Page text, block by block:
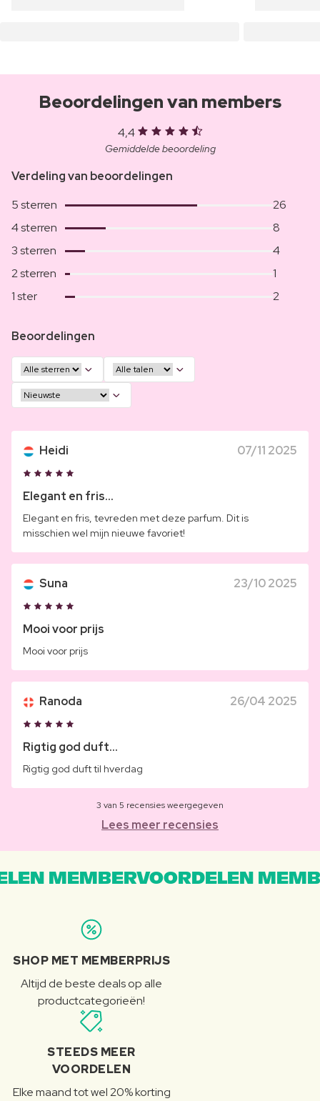
Beoordelingen van members
4,4
Gemiddelde beoordeling
Verdeling van beoordelingen
5 sterren
26
4 sterren
8
3 sterren
4
2 sterren
1
1 ster
2
Beoordelingen
Heidi 07/11 2025
Elegant en fris...
Elegant en fris, tevreden met deze parfum. Dit is
misschien wel mijn nieuwe favoriet!
Suna 23/10 2025
Mooi voor prijs
Mooi voor prijs
Ranoda 26/04 2025
Rigtig god duft...
Rigtig god duft til hverdag
3 van 5 recensies weergegeven
Lees meer recensies
MEMBERVOORDELEN
SHOP MET MEMBERPRIJS
Altijd de beste deals op alle
productcategorieën!
STEEDS MEER
VOORDELEN
Elke maand tot wel 20% korting